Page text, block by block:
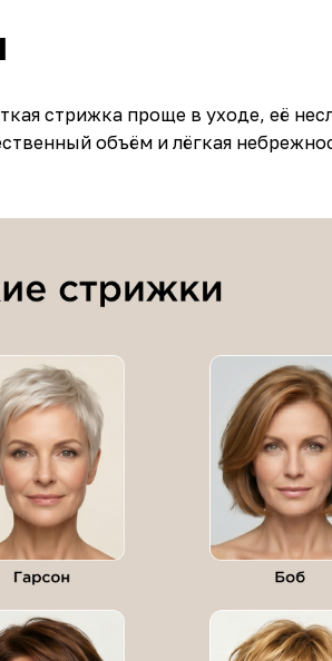
стрижка проще в уходе, её
объём и лёгкая